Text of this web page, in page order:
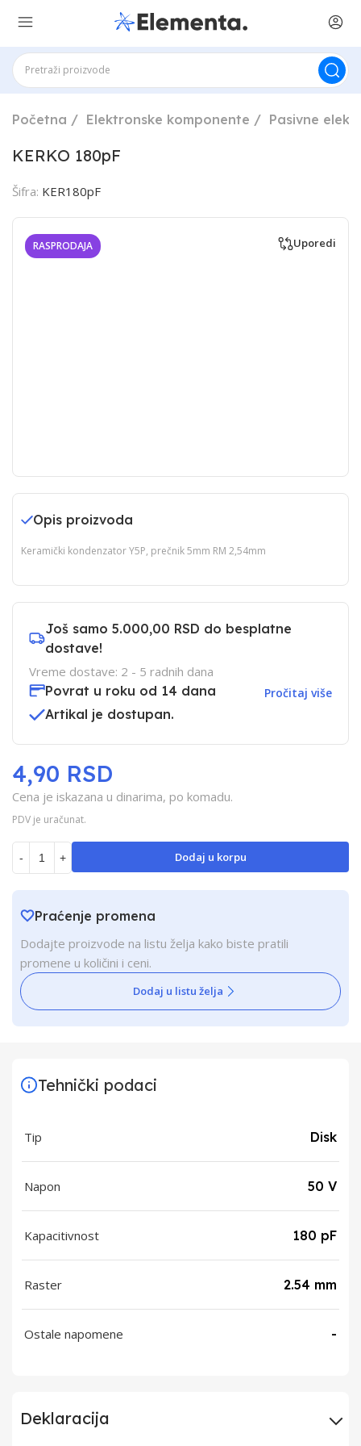
Početna Elektronske komponente Pasivne
KERKO 180pF
Šifra: KER180pF
RASPRODAJA Uporedi
Opis proizvoda
Keramički kondenzator Y5P, prečnik 5mm RM 2,54mm
Još samo 5.000,00 RSD do besplatne
dostave!
Vreme dostave: 2 - 5 radnih dana
Povrat u roku od 14 dana
Pročitaj više
Artikal je dostupan.
Cena je iskazana u dinarima, po komadu.
PDV je uračunat.
4,90 RSD
- + Dodaj u korpu
Praćenje promena
Dodajte proizvode na listu želja kako biste pratili
promene u količini i ceni.
Dodaj u listu želja
Tehnički podaci
Tip Disk
Napon 50 V
Kapacitivnost 180 pF
Raster 2.54 mm
Ostale napomene -
Deklaracija